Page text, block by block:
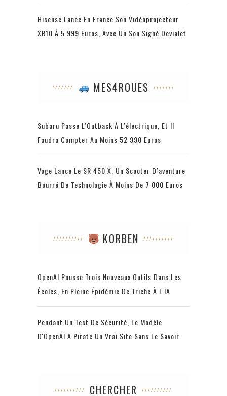
Hisense Lance En France Son Vidéoprojecteur
XR10 À 5 999 Euros, Avec Un Son Signé Devialet
MES4ROUES
Subaru Passe L’Outback À L’électrique, Et Il
Faudra Compter Au Moins 52 990 Euros
Voge Lance Le SR 450 X, Un Scooter D’aventure
Bourré De Technologie À Moins De 7 000 Euros
KORBEN
OpenAI Pousse Trois Nouveaux Outils Dans Les
Écoles, En Pleine Épidémie De Triche À L'IA
Pendant Un Test De Sécurité, Le Modèle
D'OpenAI A Piraté Un Vrai Site Sans Le Savoir
CHERCHER